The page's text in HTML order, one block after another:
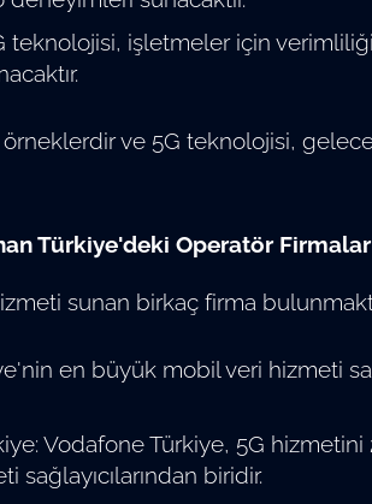
teknolojisi, işletmeler için verimliliği
örneklerdir ve 5G teknolojisi,
Türkiye'deki Operatör
sunan birkaç firma
en büyük mobil veri hizmeti
Vodafone Türkiye, 5G
sağlayıcılarından biridir.